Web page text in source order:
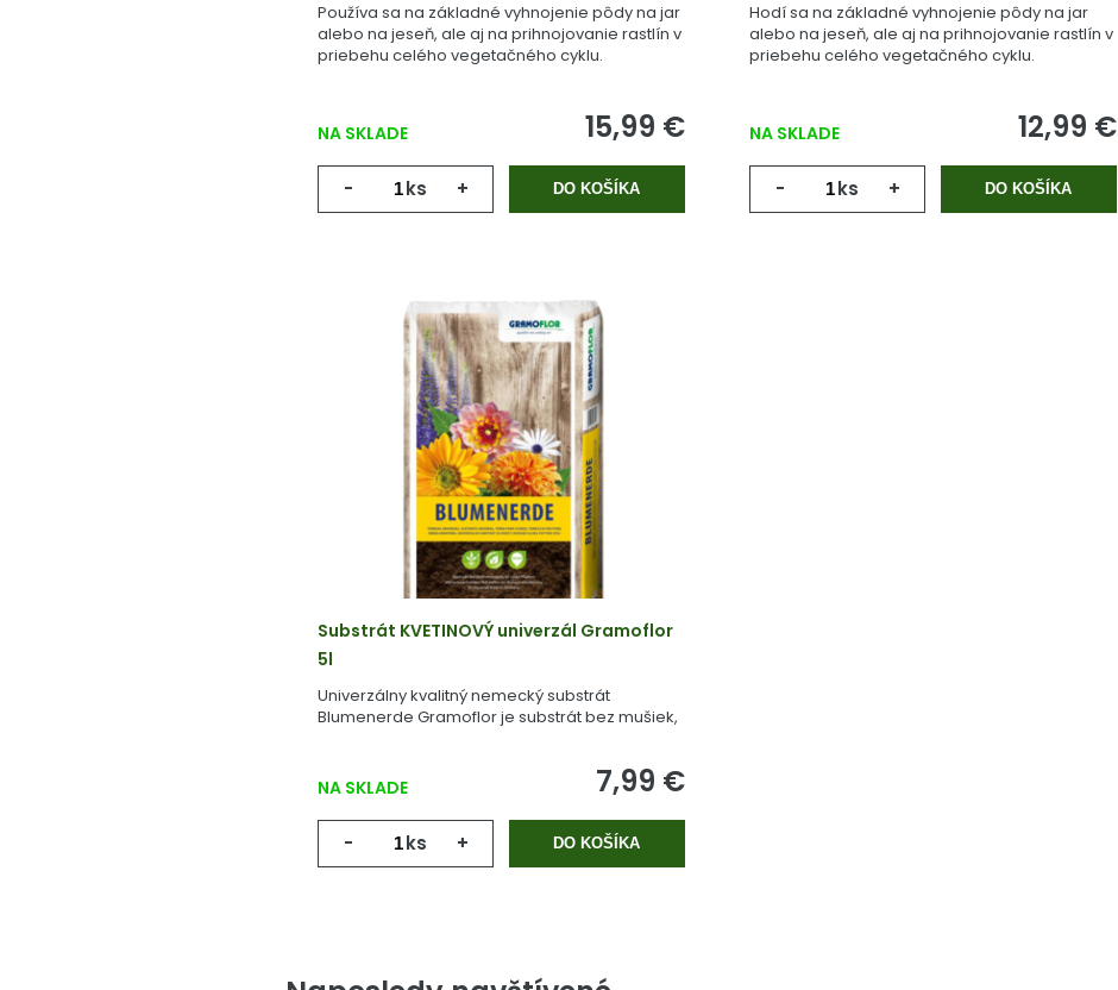
Používa sa na základné vyhnojenie pôdy na jar
alebo na jeseň, ale aj na prihnojovanie rastlín v
priebehu celého vegetačného cyklu.
NA SKLADE 15,99 €
- ks + DO KOŠÍKA
Hodí sa na základné vyhnojenie pôdy na jar
alebo na jeseň, ale aj na prihnojovanie rastlín v
priebehu celého vegetačného cyklu.
NA SKLADE 12,99 €
- ks + DO KOŠÍKA
Substrát KVETINOVÝ univerzál Gramoflor
5l
Univerzálny kvalitný nemecký substrát
Blumenerde Gramoflor je substrát bez mušiek,
NA SKLADE 7,99 €
- ks + DO KOŠÍKA